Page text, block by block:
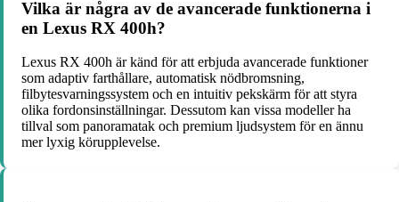
Vilka är några av de avancerade funktionerna i
en Lexus RX 400h?
Lexus RX 400h är känd för att erbjuda avancerade funktioner
som adaptiv farthållare, automatisk nödbromsning,
filbytesvarningssystem och en intuitiv pekskärm för att styra
olika fordonsinställningar. Dessutom kan vissa modeller ha
tillval som panoramatak och premium ljudsystem för en ännu
mer lyxig körupplevelse.